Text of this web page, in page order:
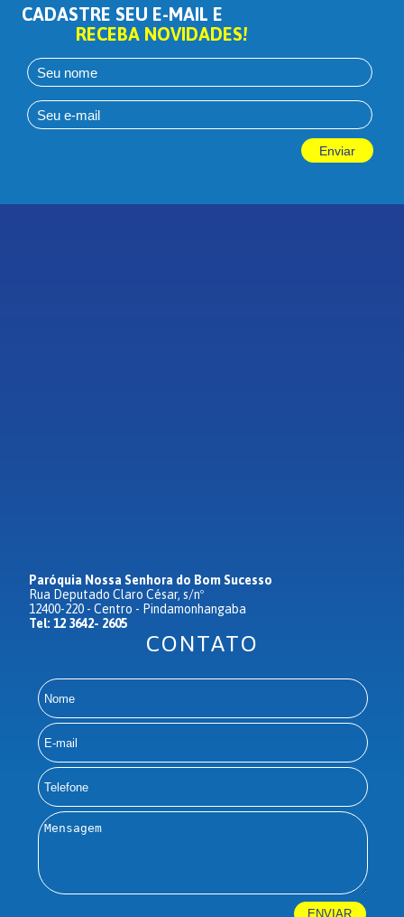
CADASTRE SEU E-MAIL E
RECEBA NOVIDADES!
Paróquia Nossa Senhora do Bom Sucesso
Rua Deputado Claro César, s/nº
12400-220 - Centro - Pindamonhangaba
Tel: 12 3642- 2605
CONTATO